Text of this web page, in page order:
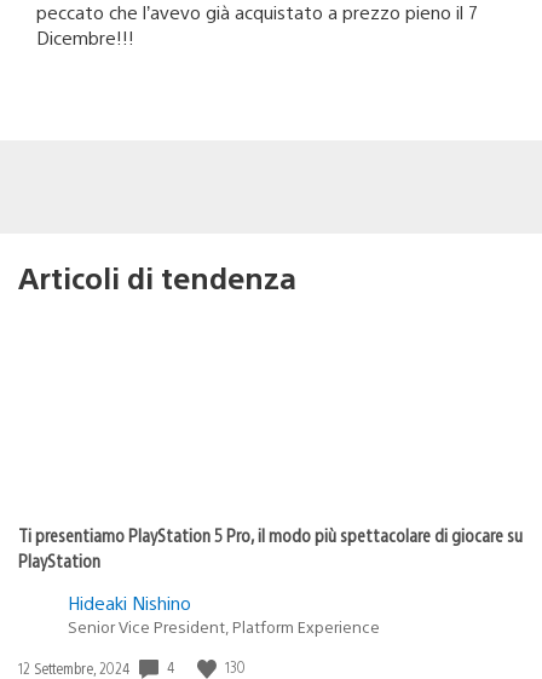
peccato che l’avevo già acquistato a prezzo pieno il 7
Dicembre!!!
Articoli di tendenza
Ti presentiamo PlayStation 5 Pro, il modo più spettacolare di giocare su
PlayStation
Hideaki Nishino
Senior Vice President, Platform Experience
Data
12 Settembre, 2024 4 130